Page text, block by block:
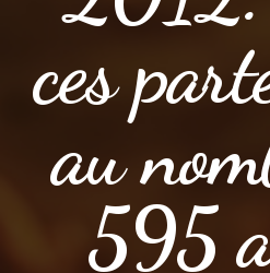
ces
au
595